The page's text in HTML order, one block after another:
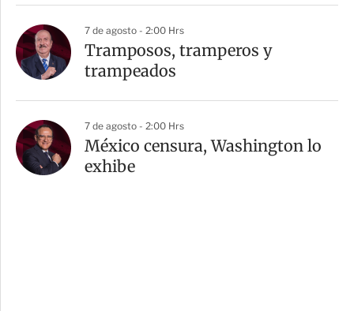
7 de agosto - 2:00 Hrs
Tramposos, tramperos y
trampeados
7 de agosto - 2:00 Hrs
México censura, Washington lo
exhibe